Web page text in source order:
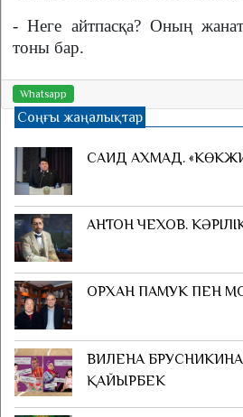
- Неге айтпасқа? Оның жанат
тоны бар.
Whatsapp
Соңғы жаңалықтар
САИД АХМАД.
АНТОН ЧЕХОВ.
ОРХАН ПАМУК ПЕН
ВИЛЕНА БРУСНИКИНА
ҚАЙЫРБЕК